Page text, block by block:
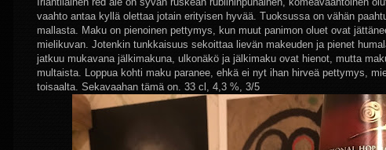
vaahto antaa kyllä olettaa jotain erityisen hyvää. Tuoksussa on vähän
mallasta. Maku on pienoinen pettymys, kun muut panimon oluet ovat
mielikuvan. Jotenkin tunkkaisuus sekoittaa lievän makeuden ja pienet
jatkuu mukavana jälkimakuna, ulkonäkö ja jälkimaku ovat hienot, mutta
multaista. Loppua kohti maku paranee, ehkä ei nyt ihan hirveä pettymys,
toisaalta. Sekavaahan tämä on. 33 cl, 4,3 %, 3/5